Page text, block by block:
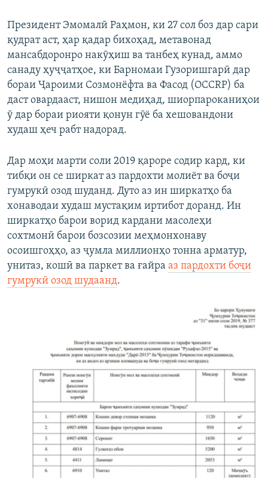
Президент Эмомалӣ Раҳмон, ки 27 сол боз дар сари
қудрат аст, ҳар қадар бихоҳад, метавонад
мансабдоронро накӯҳиш ва танбеҳ кунад, аммо
санаду ҳуҷҷатҳое, ки Барномаи Гузоришгарӣ дар
бораи Ҷароими Созмонёфта ва Фасод (OCCRP) ба
даст овардааст, нишон медиҳад, шиорпароканиҳои
ӯ дар бораи риояти қонун гӯё ба хешовандони
худаш ҳеч рабт надорад.
Дар моҳи марти соли 2019 қароре содир кард, ки
тибқи он се ширкат аз пардохти молиёт ва боҷи
гумрукӣ озод шуданд. Дуто аз ин ширкатҳо ба
хонаводаи худаш мустақим иртибот доранд. Ин
ширкатҳо барои ворид кардани масолеҳи
сохтмонӣ барои бозсозии меҳмонхонаву
осоишгоҳҳо, аз ҷумла миллионҳо тонна арматур,
унитаз, кошӣ ва паркет ва ғайра аз пардохти боҷи
гумрукӣ озод шудаанд.